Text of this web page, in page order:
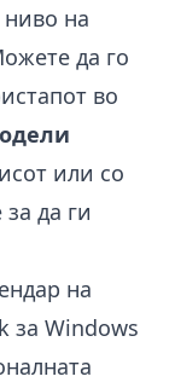
ниво на
да го
во
или со
да ги
на
за Windows